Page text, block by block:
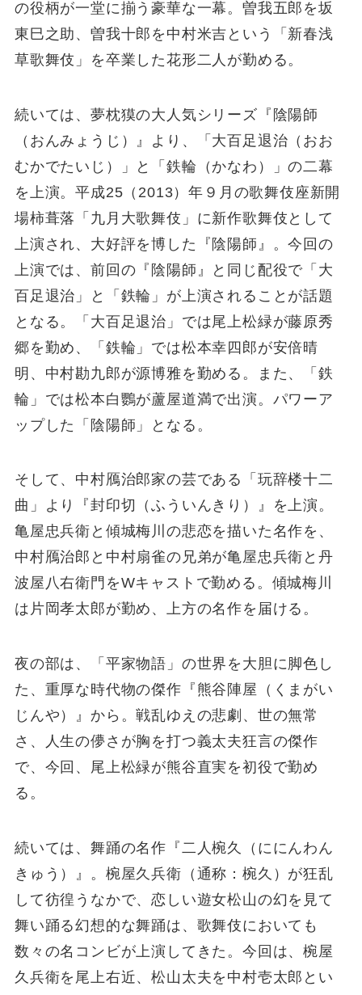
の役柄が一堂に揃う豪華な一幕。曽我五郎を坂
東巳之助、曽我十郎を中村米吉という「新春浅
草歌舞伎」を卒業した花形二人が勤める。
続いては、夢枕獏の大人気シリーズ『陰陽師
（おんみょうじ）』より、「大百足退治（おお
むかでたいじ）」と「鉄輪（かなわ）」の二幕
を上演。平成25（2013）年９月の歌舞伎座新開
場柿葺落「九月大歌舞伎」に新作歌舞伎として
上演され、大好評を博した『陰陽師』。今回の
上演では、前回の『陰陽師』と同じ配役で「大
百足退治」と「鉄輪」が上演されることが話題
となる。「大百足退治」では尾上松緑が藤原秀
郷を勤め、「鉄輪」では松本幸四郎が安倍晴
明、中村勘九郎が源博雅を勤める。また、「鉄
輪」では松本白鸚が蘆屋道満で出演。パワーア
ップした「陰陽師」となる。
そして、中村鴈治郎家の芸である「玩辞楼十二
曲」より『封印切（ふういんきり）』を上演。
亀屋忠兵衛と傾城梅川の悲恋を描いた名作を、
中村鴈治郎と中村扇雀の兄弟が亀屋忠兵衛と丹
波屋八右衛門をWキャストで勤める。傾城梅川
は片岡孝太郎が勤め、上方の名作を届ける。
夜の部は、「平家物語」の世界を大胆に脚色し
た、重厚な時代物の傑作『熊谷陣屋（くまがい
じんや）』から。戦乱ゆえの悲劇、世の無常
さ、人生の儚さが胸を打つ義太夫狂言の傑作
で、今回、尾上松緑が熊谷直実を初役で勤め
る。
続いては、舞踊の名作『二人椀久（ににんわん
きゅう）』。椀屋久兵衛（通称：椀久）が狂乱
して彷徨うなかで、恋しい遊女松山の幻を見て
舞い踊る幻想的な舞踊は、歌舞伎においても
数々の名コンビが上演してきた。今回は、椀屋
久兵衛を尾上右近、松山太夫を中村壱太郎とい